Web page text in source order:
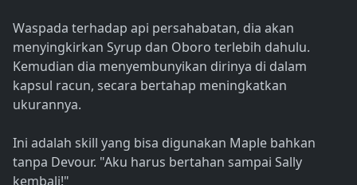
Waspada terhadap api persahabatan, dia akan
menyingkirkan Syrup dan Oboro terlebih dahulu.
Kemudian dia menyembunyikan dirinya di dalam
kapsul racun, secara bertahap meningkatkan
ukurannya.
Ini adalah skill yang bisa digunakan Maple bahkan
tanpa Devour. "Aku harus bertahan sampai Sally
kembali!"